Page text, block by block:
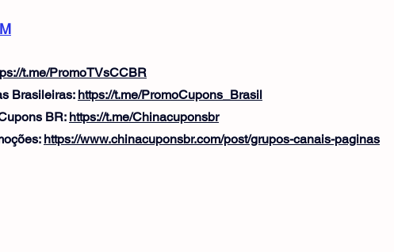
t.me/PromoTVsCCBR
Brasileiras: https://t.me/PromoCupons_Brasil
BR: https://t.me/Chinacuponsbr
https://www.chinacuponsbr.com/post/grupos-canais-paginas